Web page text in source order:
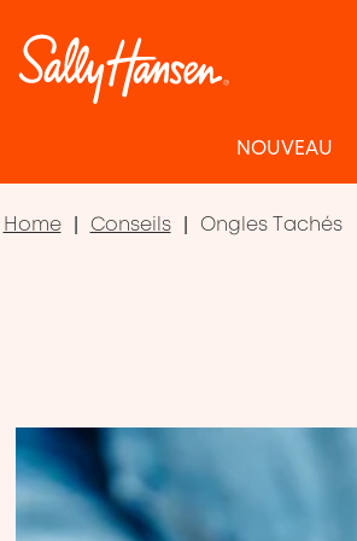
NOUVEAU
Home Conseils Ongles Tachés